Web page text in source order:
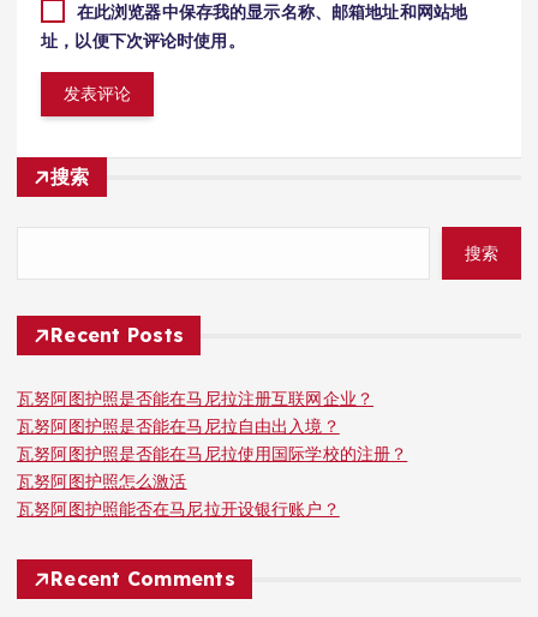
在此浏览器中保存我的显示名称、邮箱地址和网站地
址，以便下次评论时使用。
搜索
搜索
Recent Posts
瓦努阿图护照是否能在马尼拉注册互联网企业？
瓦努阿图护照是否能在马尼拉自由出入境？
瓦努阿图护照是否能在马尼拉使用国际学校的注册？
瓦努阿图护照怎么激活
瓦努阿图护照能否在马尼拉开设银行账户？
Recent Comments